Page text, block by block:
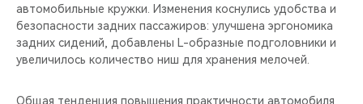
автомобильные кружки. Изменения коснулись удобства и
безопасности задних пассажиров: улучшена эргономика
задних сидений, добавлены L-образные подголовники и
увеличилось количество ниш для хранения мелочей.
Общая тенденция повышения практичности автомобиля